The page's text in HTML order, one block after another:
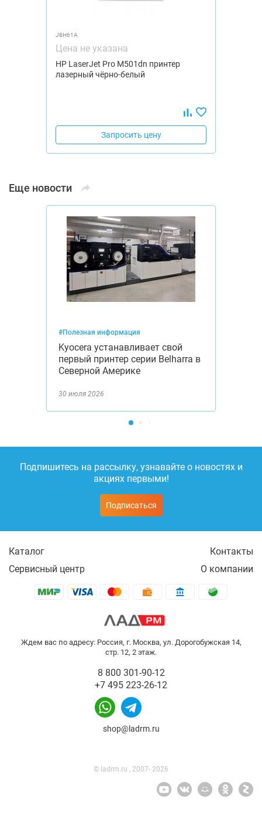
J8H61A
Цена не указана
HP LaserJet Pro M501dn принтер
лазерный чёрно-белый
Запросить цену
Еще новости
Kyocera устанавливает свой
первый принтер серии Belharra в
Северной Америке
30 июля 2026
#Полезная информация
Подпишитесь на рассылку, узнавайте о новостях и
акциях первыми!
Подписаться
Каталог
Контакты
Сервисный центр
О компании
Ждем вас по адресу: Россия, г. Москва, ул. Дорогобужская 14,
стр. 12, 2 этаж.
8 800 301-90-12
+7 495 223-26-12
shop@ladrm.ru
© ladrm.ru , 2007- 2026